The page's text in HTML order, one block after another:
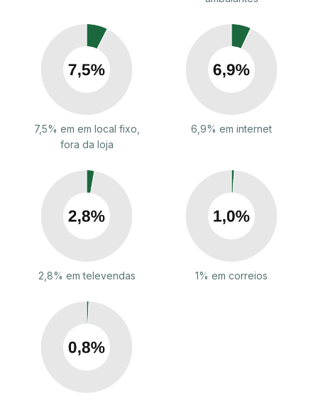
7,5% em em local fixo,
fora da loja
6,9% em internet
2,8% em televendas 1% em correios